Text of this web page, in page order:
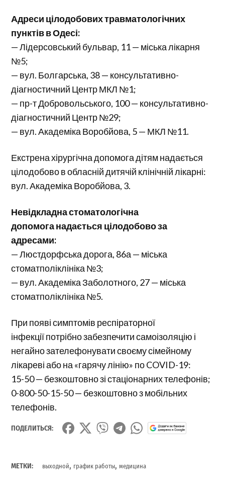
Адреси цілодобових травматологічних
пунктів в Одесі:
— Лідерсовський бульвар, 11 — міська лікарня
№5;
— вул. Болгарська, 38 — консультативно-
діагностичний Центр МКЛ №1;
— пр-т Добровольського, 100 — консультативно-
діагностичний Центр №29;
— вул. Академіка Воробйова, 5 — МКЛ №11.
Екстрена хірургічна допомога дітям надається
цілодобово в обласній дитячій клінічній лікарні:
вул. Академіка Воробйова, 3.
Невідкладна стоматологічна
допомога надається цілодобово за
адресами:
— Люстдорфська дорога, 86а — міська
стоматполіклініка №3;
— вул. Академіка Заболотного, 27 — міська
стоматполіклініка №5.
При появі симптомів респіраторної
інфекції потрібно забезпечити самоізоляцію і
негайно зателефонувати своєму сімейному
лікареві або на «гарячу лінію» по COVID-19:
15-50 — безкоштовно зі стаціонарних телефонів;
0-800-50-15-50 — безкоштовно з мобільних
телефонів.
ПОДЕЛИТЬСЯ:
МЕТКИ: выходной, график работы,медицина